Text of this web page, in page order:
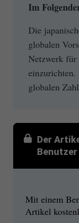
Im
Die
globalen
Netzwerk für
einzurichten.
globalen
Der
Mit einem
Artikel